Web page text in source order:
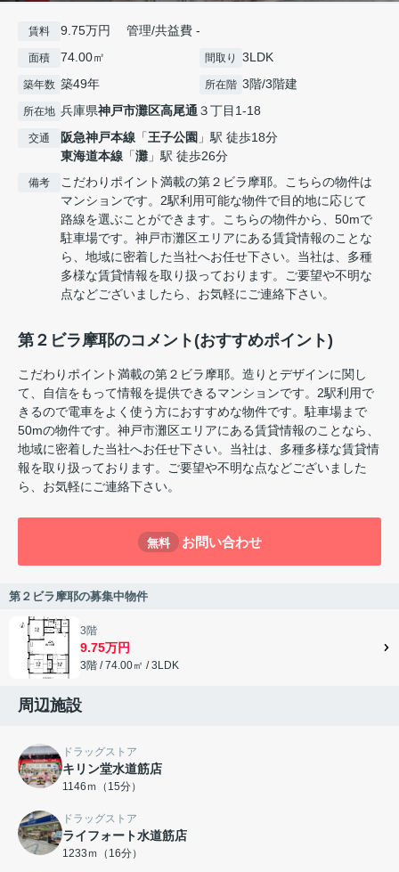
賃料 9.75万円 管理/共益費 -
面積 74.00㎡ 間取り 3LDK
築年数 築49年 所在階 3階/3階建
所在地 兵庫県神戸市灘区高尾通３丁目1-18
交通 阪急神戸本線 「王子公園 」駅 徒歩18分
東海道本線 「灘 」駅 徒歩26分
備考
こだわりポイント満載の第２ビラ摩耶。こちらの物件は
マンションです。2駅利用可能な物件で目的地に応じて
路線を選ぶことができます。こちらの物件から、50mで
駐車場です。神戸市灘区エリアにある賃貸情報のことな
ら、地域に密着した当社へお任せ下さい。当社は、多種
多様な賃貸情報を取り扱っております。ご要望や不明な
点などございましたら、お気軽にご連絡下さい。
第２ビラ摩耶のコメント(おすすめポイント)
こだわりポイント満載の第２ビラ摩耶。造りとデザインに関し
て、自信をもって情報を提供できるマンションです。2駅利用で
きるので電車をよく使う方におすすめな物件です。駐車場まで
50mの物件です。神戸市灘区エリアにある賃貸情報のことなら、
地域に密着した当社へお任せ下さい。当社は、多種多様な賃貸情
報を取り扱っております。ご要望や不明な点などございました
ら、お気軽にご連絡下さい。
無料 お問い合わせ
第２ビラ摩耶の募集中物件
3階
9.75万円
3階 / 74.00㎡ / 3LDK
周辺施設
ドラッグストア
キリン堂水道筋店
1146ｍ（15分）
ドラッグストア
ライフォート水道筋店
1233ｍ（16分）